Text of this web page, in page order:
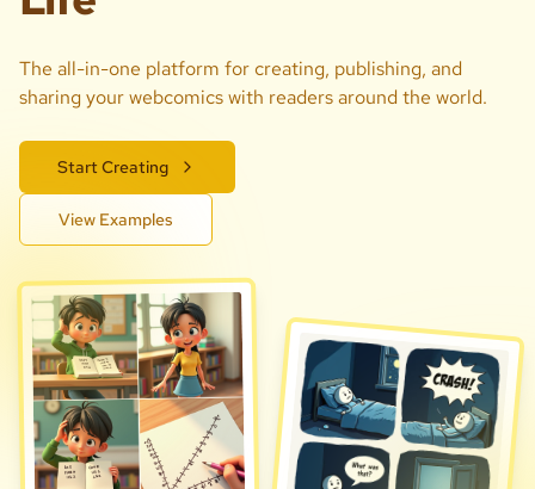
The all-in-one platform for creating, publishing, and
sharing your webcomics with readers around the world.
Start Creating
View Examples